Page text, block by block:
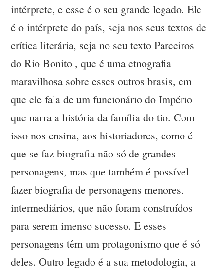
intérprete, e esse é o seu grande legado. Ele
é o intérprete do país, seja nos seus textos de
crítica literária, seja no seu texto Parceiros
do Rio Bonito , que é uma etnografia
maravilhosa sobre esses outros brasis, em
que ele fala de um funcionário do Império
que narra a história da família do tio. Com
isso nos ensina, aos historiadores, como é
que se faz biografia não só de grandes
personagens, mas que também é possível
fazer biografia de personagens menores,
intermediários, que não foram construídos
para serem imenso sucesso. E esses
personagens têm um protagonismo que é só
deles. Outro legado é a sua metodologia, a